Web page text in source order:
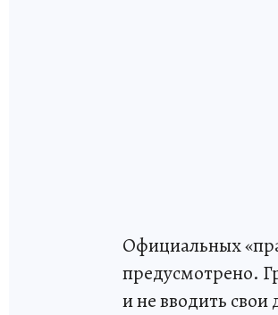
Официальных
предусмотрено.
и не вводить